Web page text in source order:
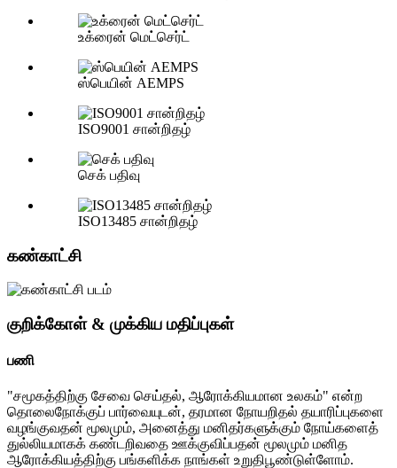
உக்ரைன் மெட்செர்ட்
ஸ்பெயின் AEMPS
ISO9001 சான்றிதழ்
செக் பதிவு
ISO13485 சான்றிதழ்
கண்காட்சி
குறிக்கோள் & முக்கிய மதிப்புகள்
பணி
"சமூகத்திற்கு சேவை செய்தல், ஆரோக்கியமான உலகம்" என்ற
தொலைநோக்குப் பார்வையுடன், தரமான நோயறிதல் தயாரிப்புகளை
வழங்குவதன் மூலமும், அனைத்து மனிதர்களுக்கும் நோய்களைத்
துல்லியமாகக் கண்டறிவதை ஊக்குவிப்பதன் மூலமும் மனித
ஆரோக்கியத்திற்கு பங்களிக்க நாங்கள் உறுதிபூண்டுள்ளோம்.